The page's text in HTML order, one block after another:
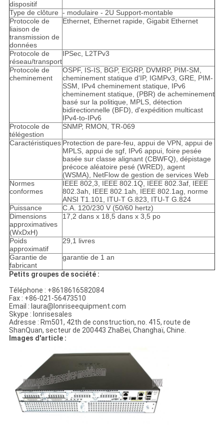
dispositif
Type de clôture - modulaire - 2U Support-montable
Protocole de
liaison de
transmission de
données
Ethernet, Ethernet rapide, Gigabit Ethernet
Protocole de
réseau/transport
IPSec, L2TPv3
Protocole de
cheminement
OSPF, IS-IS, BGP, EIGRP, DVMRP, PIM-SM,
cheminement statique d'IP, IGMPv3, GRE, PIM-
SSM, IPv4 cheminement statique, IPv6
cheminement statique, (PBR) de acheminement
basé sur la politique, MPLS, détection
bidirectionnelle (BFD), d'expédition multicast
IPv4-to-IPv6
Protocole de
télégestion
SNMP, RMON, TR-069
Caractéristiques Protection de pare-feu, appui de VPN, appui de
MPLS, appui de sgf, IPv6 appui, foire pesée
basée sur classe alignant (CBWFQ), dépistage
précoce aléatoire pesé (WRED), agent
(WSMA), NetFlow de gestion de services Web
Normes
conformes
IEEE 802,3, IEEE 802.1Q, IEEE 802.3af, IEEE
802.3ah, IEEE 802.1ah, IEEE 802.1ag, norme
ANSI T1.101, ITU-T G.823, ITU-T G.824
Puissance
C.A. 120/230 V (50/60 hertz)
Dimensions
approximatives
(WxDxH)
17,2 dans x 18,5 dans x 3,5 po
Poids
approximatif
29,1 livres
Garantie de
fabricant
garantie de 1 an
Petits groupes de société :
Téléphone : +8618616582084
Fax : +86-021-56473510
Email : laura@lonriseequipment.com
Skype : lonrisesales
Adresse : Rm501, 42th de construction, no. 415, route de
ShanQuan, secteur de 200443 ZhaBei, Changhaï, Chine.
Images d'article :